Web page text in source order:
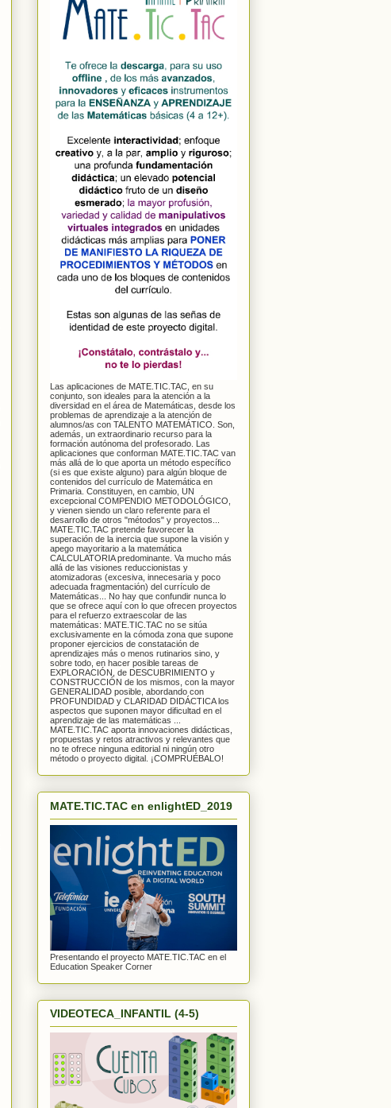
Las aplicaciones de MATE.TIC.TAC, en su
conjunto, son ideales para la atención a la
diversidad en el área de Matemáticas, desde los
problemas de aprendizaje a la atención de
alumnos/as con TALENTO MATEMÁTICO. Son,
además, un extraordinario recurso para la
formación autónoma del profesorado. Las
aplicaciones que conforman MATE.TIC.TAC van
más allá de lo que aporta un método específico
(si es que existe alguno) para algún bloque de
contenidos del currículo de Matemática en
Primaria. Constituyen, en cambio, UN
excepcional COMPENDIO METODOLÓGICO,
y vienen siendo un claro referente para el
desarrollo de otros "métodos" y proyectos...
MATE.TIC.TAC pretende favorecer la
superación de la inercia que supone la visión y
apego mayoritario a la matemática
CALCULATORIA predominante. Va mucho más
allá de las visiones reduccionistas y
atomizadoras (excesiva, innecesaria y poco
adecuada fragmentación) del currículo de
Matemáticas... No hay que confundir nunca lo
que se ofrece aquí con lo que ofrecen proyectos
para el refuerzo extraescolar de las
matemáticas: MATE.TIC.TAC no se sitúa
exclusivamente en la cómoda zona que supone
proponer ejercicios de constatación de
aprendizajes más o menos rutinarios sino, y
sobre todo, en hacer posible tareas de
EXPLORACIÓN, de DESCUBRIMIENTO y
CONSTRUCCIÓN de los mismos, con la mayor
GENERALIDAD posible, abordando con
PROFUNDIDAD y CLARIDAD DIDÁCTICA los
aspectos que suponen mayor dificultad en el
aprendizaje de las matemáticas ...
MATE.TIC.TAC aporta innovaciones didácticas,
propuestas y retos atractivos y relevantes que
no te ofrece ninguna editorial ni ningún otro
método o proyecto digital. ¡COMPRUÉBALO!
MATE.TIC.TAC en enlightED_2019
Presentando el proyecto MATE.TIC.TAC en el
Education Speaker Corner
VIDEOTECA_INFANTIL (4-5)